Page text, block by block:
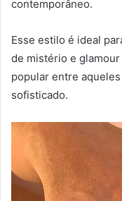
contemporâneo.
Esse estilo é ideal
de mistério e
popular entre
sofisticado.